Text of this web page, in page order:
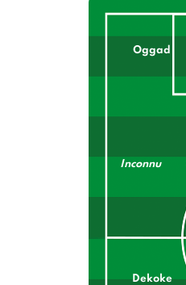
Oggad
Inconnu
Dekoke